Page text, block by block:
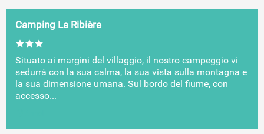
Camping La Ribière
Situato ai margini del villaggio, il nostro campeggio vi
sedurrà con la sua calma, la sua vista sulla montagna e
la sua dimensione umana. Sul bordo del fiume, con
accesso...